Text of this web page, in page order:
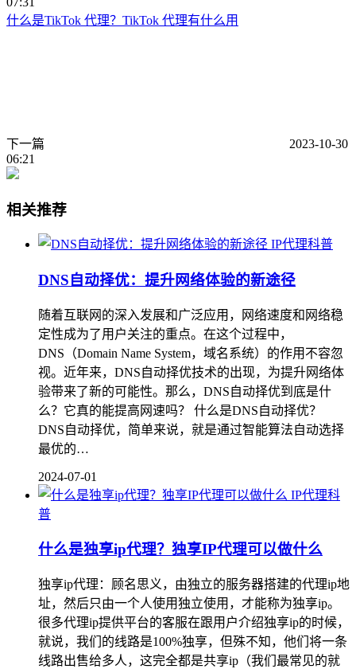
什么是TikTok 代理？TikTok 代理有什么用
下一篇
2023-10-30
06:21
相关推荐
IP代理科普
DNS自动择优：提升网络体验的新途径
随着互联网的深入发展和广泛应用，网络速度和网络稳
定性成为了用户关注的重点。在这个过程中，
DNS（Domain Name System，域名系统）的作用不容忽
视。近年来，DNS自动择优技术的出现，为提升网络体
验带来了新的可能性。那么，DNS自动择优到底是什
么？它真的能提高网速吗？ 什么是DNS自动择优？
DNS自动择优，简单来说，就是通过智能算法自动选择
最优的…
2024-07-01
IP代理科
普
什么是独享ip代理？独享IP代理可以做什么
独享ip代理：顾名思义，由独立的服务器搭建的代理ip地
址，然后只由一个人使用独立使用，才能称为独享ip。
很多代理ip提供平台的客服在跟用户介绍独享ip的时候，
就说，我们的线路是100%独享，但殊不知，他们将一条
线路出售给多人，这完全都是共享ip（我们最常见的就